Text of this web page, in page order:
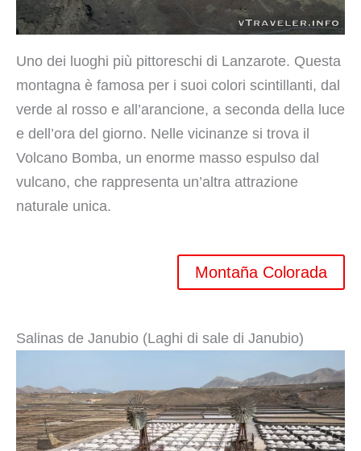
Uno dei luoghi più pittoreschi di Lanzarote. Questa
montagna è famosa per i suoi colori scintillanti, dal
verde al rosso e all’arancione, a seconda della luce
e dell’ora del giorno. Nelle vicinanze si trova il
Volcano Bomba, un enorme masso espulso dal
vulcano, che rappresenta un’altra attrazione
naturale unica.
Montaña Colorada
Salinas de Janubio (Laghi di sale di Janubio)